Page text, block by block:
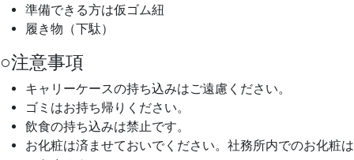
準備できる方は仮ゴム紐
履き物（下駄）
○注意事項
キャリーケースの持ち込みはご遠慮ください。
ゴミはお持ち帰りください。
飲食の持ち込みは禁止です。
お化粧は済ませておいでください。社務所内でのお化粧は